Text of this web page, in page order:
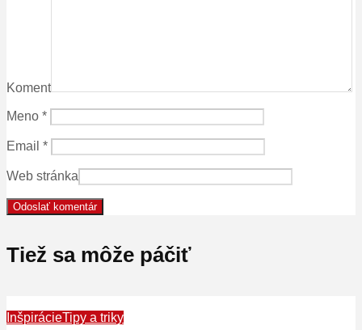
Koment
Meno *
Email *
Web stránka
Tiež sa môže páčiť
InšpirácieTipy a triky